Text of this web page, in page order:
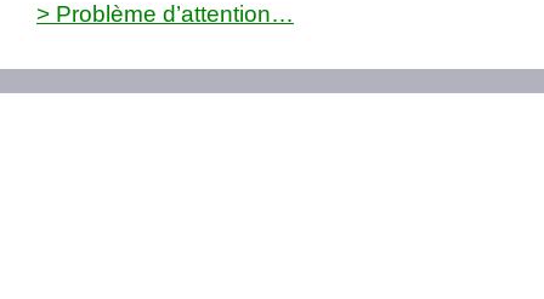
> Problème d’attention…